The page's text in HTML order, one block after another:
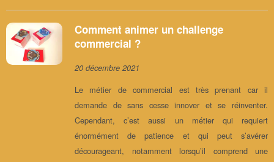
Comment animer un challenge
commercial ?
20 décembre 2021
Le métier de commercial est très prenant car il
demande de sans cesse innover et se réinventer.
Cependant, c’est aussi un métier qui requiert
énormément de patience et qui peut s’avérer
décourageant, notamment lorsqu’il comprend une